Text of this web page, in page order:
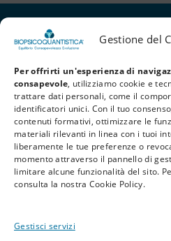
Gestione del
Per offrirti un'esperienza di
consapevole, utilizziamo cookie e
trattare dati personali, come il
identificatori unici. Con il tuo
contenuti formativi, ottimizzare le
materiali rilevanti in linea con i tuoi
liberamente le tue preferenze o
momento attraverso il pannello di
limitare alcune funzionalità del sito.
consulta la nostra Cookie Policy.
Gestisci servizi
Privacy Policy Cookie Policy
© 2026 BioPsicoQuantistica® – Tutti i
Company